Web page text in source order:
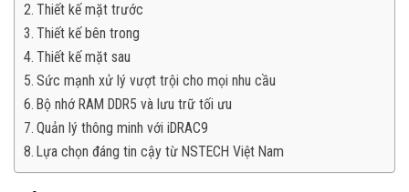
Thiết kế mặt trước
Thiết kế bên trong
Thiết kế mặt sau
Sức mạnh xử lý vượt trội cho mọi nhu cầu
Bộ nhớ RAM DDR5 và lưu trữ tối ưu
Quản lý thông minh với iDRAC9
Lựa chọn đáng tin cậy từ NSTECH Việt Nam